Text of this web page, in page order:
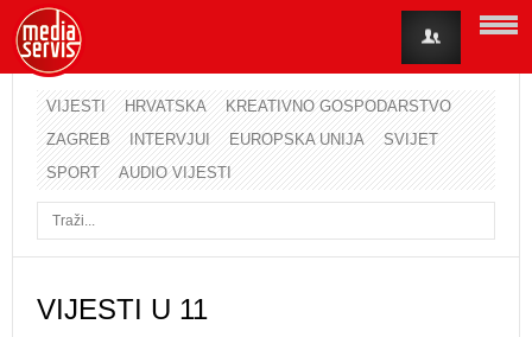
VIJESTI HRVATSKA
KREATIVNO GOSPODARSTVO
ZAGREB
INTERVJUI EUROPSKA UNIJA
SVIJET
SPORT
AUDIO VIJESTI
VIJESTI U 11
Korisničko ime
Lozinka